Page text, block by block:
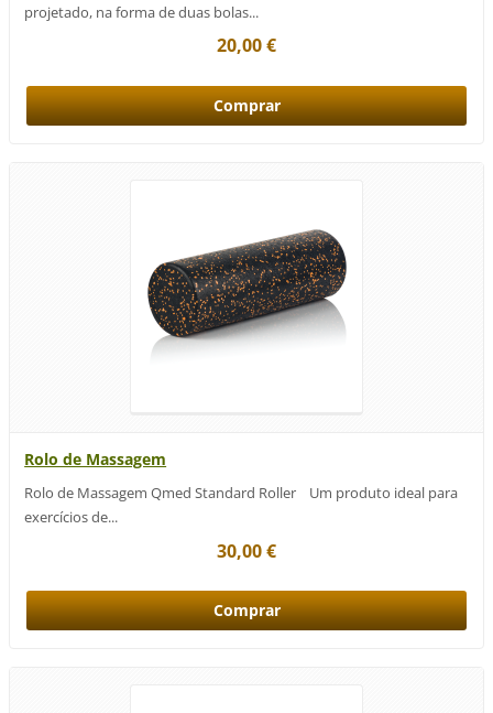
projetado, na forma de duas bolas...
20,00 €
Rolo de Massagem
Rolo de Massagem Qmed Standard Roller Um produto ideal para
exercícios de...
30,00 €